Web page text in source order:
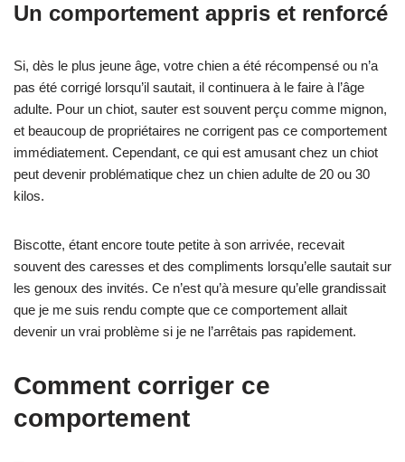
Un comportement appris et renforcé
Si, dès le plus jeune âge, votre chien a été récompensé ou n’a
pas été corrigé lorsqu’il sautait, il continuera à le faire à l’âge
adulte. Pour un chiot, sauter est souvent perçu comme mignon,
et beaucoup de propriétaires ne corrigent pas ce comportement
immédiatement. Cependant, ce qui est amusant chez un chiot
peut devenir problématique chez un chien adulte de 20 ou 30
kilos.
Biscotte, étant encore toute petite à son arrivée, recevait
souvent des caresses et des compliments lorsqu’elle sautait sur
les genoux des invités. Ce n’est qu’à mesure qu’elle grandissait
que je me suis rendu compte que ce comportement allait
devenir un vrai problème si je ne l’arrêtais pas rapidement.
Comment corriger ce
comportement